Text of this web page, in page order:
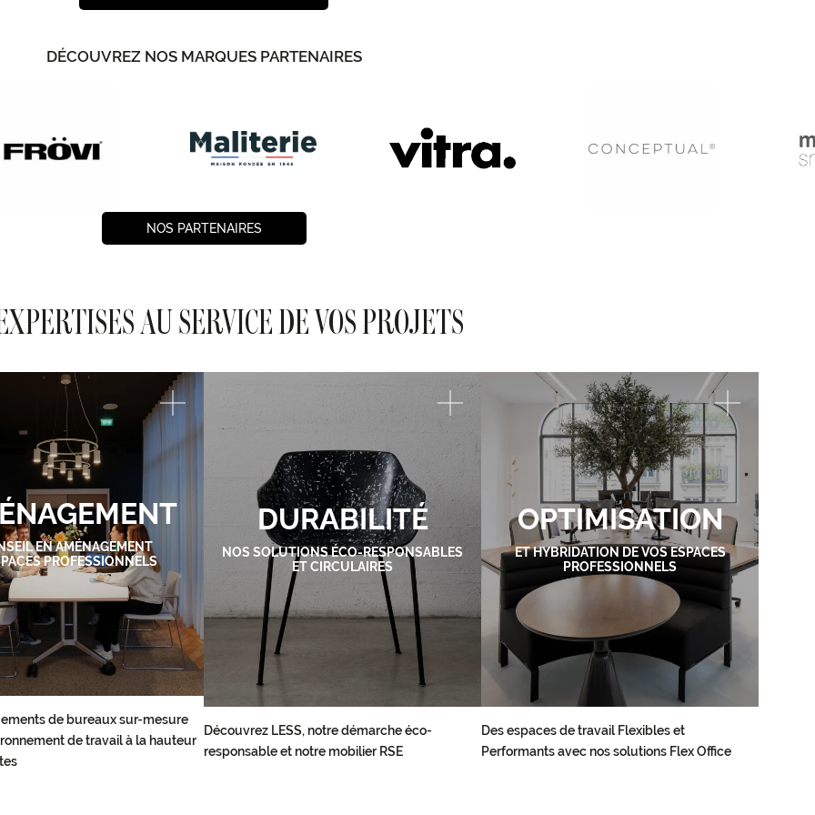
DÉCOUVREZ NOS MARQUES PARTENAIRES
NOS PARTENAIRES
AU SERVICE DE VOS PROJETS
EN AMÉNAGEMENT
PROFESSIONNELS
de bureaux sur-mesure
de travail à la hauteur
DURABILITÉ
NOS SOLUTIONS ÉCO-RESPONSABLES
ET CIRCULAIRES
Découvrez LESS, notre démarche éco-
responsable et notre mobilier RSE
OPTIMISATION
ET HYBRIDATION DE VOS ESPACES
PROFESSIONNELS
Des espaces de travail Flexibles et
Performants avec nos solutions Flex Office